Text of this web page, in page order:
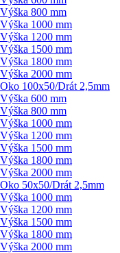
Výška 800 mm
Výška 1000 mm
Výška 1200 mm
Výška 1500 mm
Výška 1800 mm
Výška 2000 mm
Oko 100x50/Drát 2,5mm
Výška 600 mm
Výška 800 mm
Výška 1000 mm
Výška 1200 mm
Výška 1500 mm
Výška 1800 mm
Výška 2000 mm
Oko 50x50/Drát 2,5mm
Výška 1000 mm
Výška 1200 mm
Výška 1500 mm
Výška 1800 mm
Výška 2000 mm